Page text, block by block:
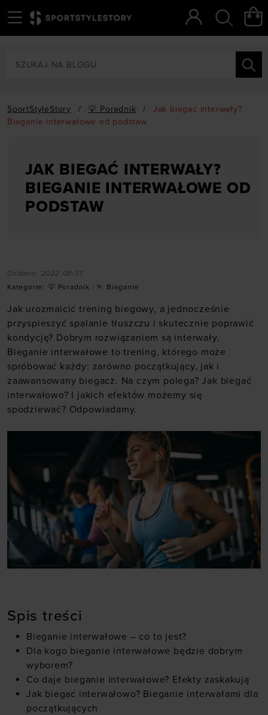
SportStyleStory / 💡 Poradnik /
Jak biegać interwały?
Bieganie interwałowe od podstaw
JAK BIEGAĆ INTERWAŁY?
BIEGANIE INTERWAŁOWE OD
PODSTAW
Dodano: 2022-08-31
Kategorie: 💡 Poradnik 🏃 Bieganie
Jak urozmaicić trening biegowy, a jednocześnie
przyspieszyć spalanie tłuszczu i skutecznie poprawić
kondycję? Dobrym rozwiązaniem są interwały.
Bieganie interwałowe to trening, którego może
spróbować każdy: zarówno początkujący, jak i
zaawansowany biegacz. Na czym polega? Jak biegać
interwałowo? I jakich efektów możemy się
spodziewać? Odpowiadamy.
Spis treści
Bieganie interwałowe – co to jest?
Dla kogo bieganie interwałowe będzie dobrym
wyborem?
Co daje bieganie interwałowe? Efekty zaskakują
Jak biegać interwałowo? Bieganie interwałami dla
początkujących